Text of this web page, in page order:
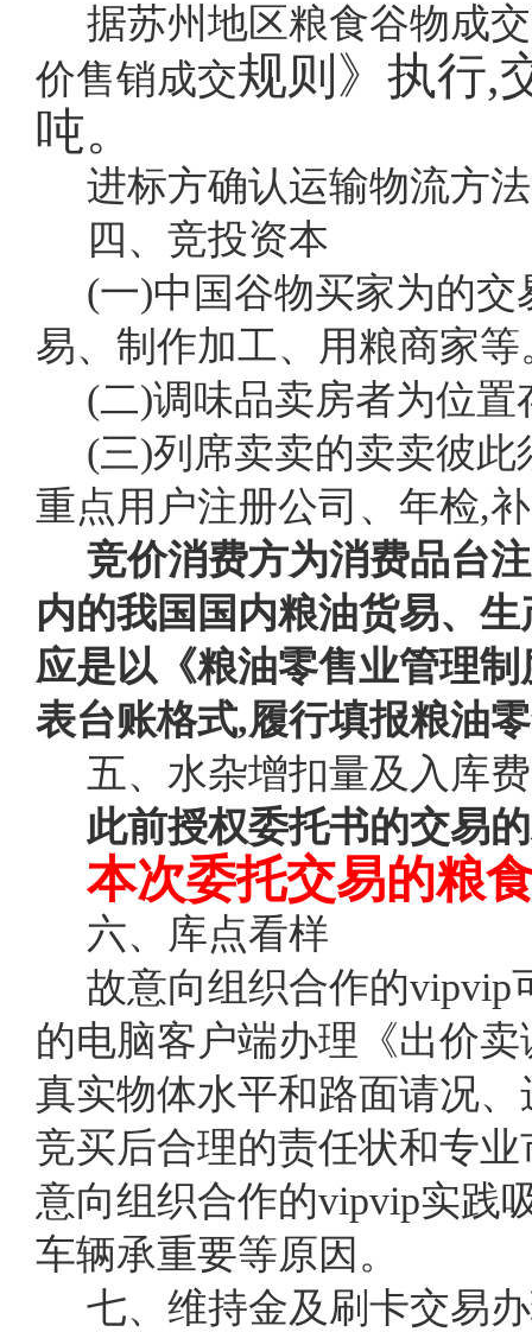
据苏州地区粮食谷物成
价售销成交规则》执行,
吨。
进标方确认运输物流方
四、竞投资本
(一)中国谷物买家为的
易、制作加工、用粮商家等
(二)调味品卖房者为位
(三)列席卖卖的卖卖彼
重点用户注册公司、年检,
竞价消费方为消费品台
内的我国国内粮油货易、
应是以《粮油零售业管理
表台账格式,履行填报粮油
五、水杂增扣量及入库费
此前授权委托书的交易
本次委托交易的粮
六、库点看样
故意向组织合作的vipvip
的电脑客户端办理《出价
真实物体水平和路面请况
竞买后合理的责任状和专
意向组织合作的vipvip实践
车辆承重要等原因。
七、维持金及刷卡交易